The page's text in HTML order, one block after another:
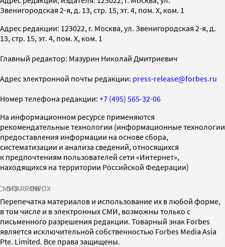
Звенигородская 2-я, д. 13, стр. 15, эт. 4, пом. X, ком. 1
Адрес редакции: 123022, г. Москва, ул. Звенигородская 2-я, д.
13, стр. 15, эт. 4, пом. X, ком. 1
Главный редактор: Мазурин Николай Дмитриевич
Адрес электронной почты редакции: press-release@forbes.ru
Номер телефона редакции: +7 (495) 565-32-06
На информационном ресурсе применяются
рекомендательные технологии (информационные технологии
предоставления информации на основе сбора,
систематизации и анализа сведений, относящихся
к предпочтениям пользователей сети «Интернет»,
находящихся на территории Российской Федерации)
SPARROWINFOX
Перепечатка материалов и использование их в любой форме,
в том числе и в электронных СМИ, возможны только с
письменного разрешения редакции. Товарный знак Forbes
является исключительной собственностью Forbes Media Asia
Pte. Limited. Все права защищены.